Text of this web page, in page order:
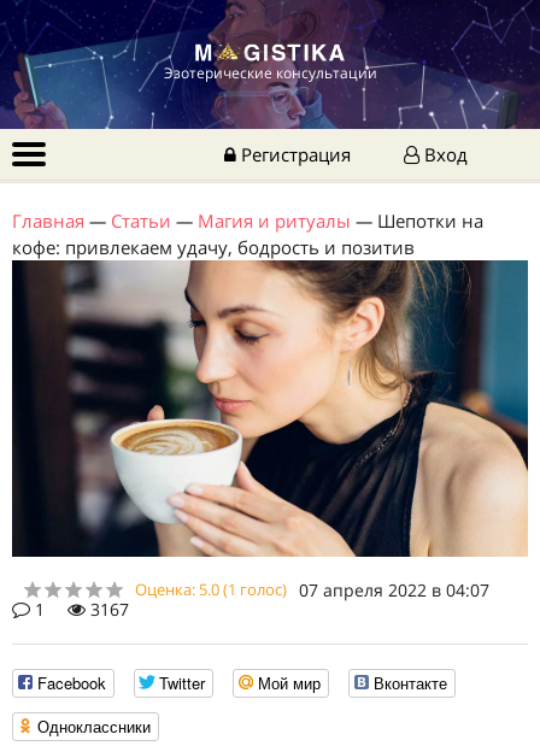
Эзотерические консультации
Регистрация Вход
Главная — Статьи — Магия и ритуалы — Шепотки на
кофе: привлекаем удачу, бодрость и позитив
Оценка: 5.0(1 голос) 07 апреля 2022 в 04:07
1
3167
Facebook Twitter Мой мир
Вконтакте
Одноклассники